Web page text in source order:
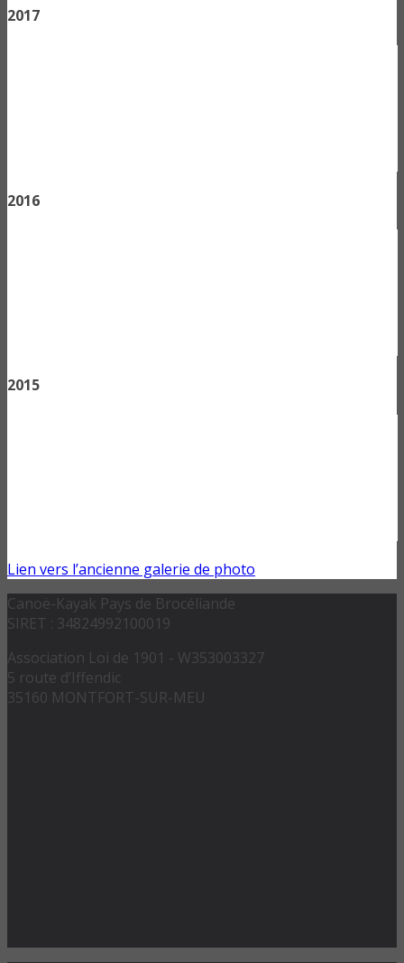
2017
2016
2015
Lien vers l’ancienne galerie de photo
Canoë-Kayak Pays de Brocéliande
SIRET : 34824992100019
Association Loi de 1901 - W353003327
5 route d’Iffendic
35160 MONTFORT-SUR-MEU